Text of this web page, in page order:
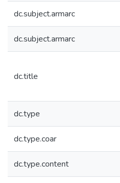
dc.subject.armarc
dc.subject.armarc
dc.title
dc.type
dc.type.coar
dc.type.content